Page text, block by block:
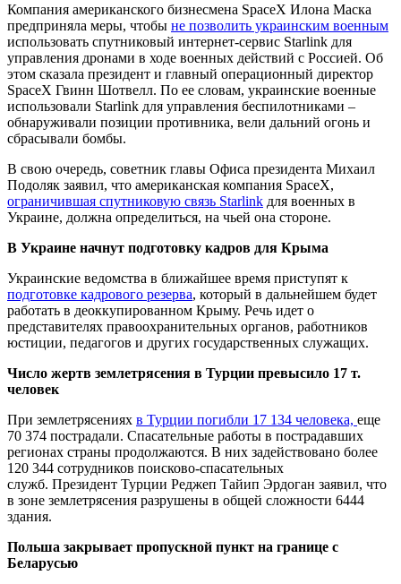
Компания американского бизнесмена SpaceX Илона Маска
предприняла меры, чтобы не позволить украинским военным
использовать спутниковый интернет-сервис Starlink для
управления дронами в ходе военных действий с Россией. Об
этом сказала президент и главный операционный директор
SpaceX Гвинн Шотвелл. По ее словам, украинские военные
использовали Starlink для управления беспилотниками –
обнаруживали позиции противника, вели дальний огонь и
сбрасывали бомбы.
В свою очередь, советник главы Офиса президента Михаил
Подоляк заявил, что американская компания SpaceX,
ограничившая спутниковую связь Starlink для военных в
Украине, должна определиться, на чьей она стороне.
В Украине начнут подготовку кадров для Крыма
Украинские ведомства в ближайшее время приступят к
подготовке кадрового резерва, который в дальнейшем будет
работать в деоккупированном Крыму. Речь идет о
представителях правоохранительных органов, работников
юстиции, педагогов и других государственных служащих.
Число жертв землетрясения в Турции превысило 17 т.
человек
При землетрясениях в Турции погибли 17 134 человека, еще
70 374 пострадали. Спасательные работы в пострадавших
регионах страны продолжаются. В них задействовано более
120 344 сотрудников поисково-спасательных
служб. Президент Турции Реджеп Тайип Эрдоган заявил, что
в зоне землетрясения разрушены в общей сложности 6444
здания.
Польша закрывает пропускной пункт на границе с
Беларусью